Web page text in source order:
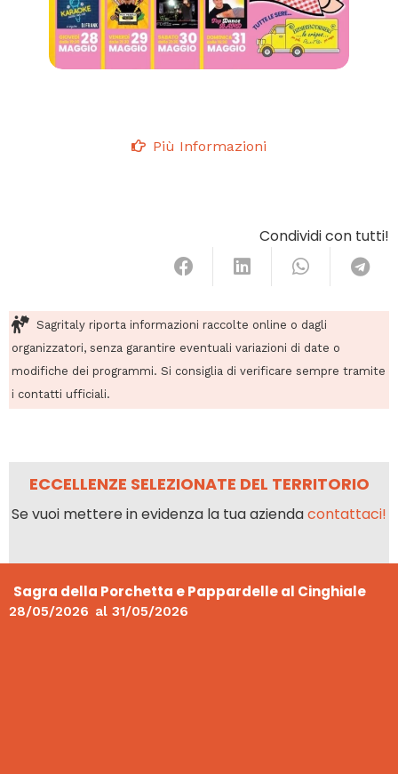
Più Informazioni
Condividi con tutti!
Sagritaly riporta informazioni raccolte online o dagli
organizzatori, senza garantire eventuali variazioni di date o
modifiche dei programmi. Si consiglia di verificare sempre tramite
i contatti ufficiali.
ECCELLENZE SELEZIONATE DEL TERRITORIO
Se vuoi mettere in evidenza la tua aziendacontattaci!
Sagra della Porchetta e Pappardelle al Cinghiale
28/05/2026 al 31/05/2026